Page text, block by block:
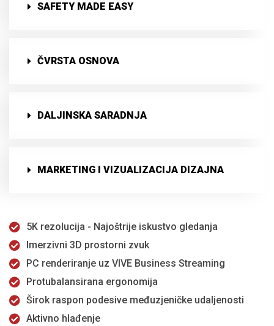
SAFETY MADE EASY
ČVRSTA OSNOVA
DALJINSKA SARADNJA
MARKETING I VIZUALIZACIJA DIZAJNA
5K rezolucija - Najoštrije iskustvo gledanja
Imerzivni 3D prostorni zvuk
PC renderiranje uz VIVE Business Streaming
Protubalansirana ergonomija
Širok raspon podesive međuzjeničke udaljenosti
Aktivno hlađenje